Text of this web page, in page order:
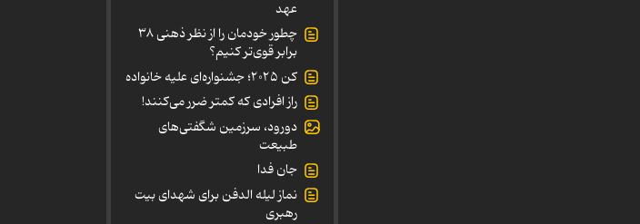
عهد
چطور خودمان را از نظر ذهنی ۳۸
برابر قوی‌تر کنیم؟
کن ۲۰۲۵؛ جشنواره‌ای علیه خانواده
راز افرادی که کمتر ضرر می‌کنند!
دورود، سرزمین شگفتی‌های
طبیعت
جان فدا
نماز لیله الدفن برای شهدای بیت
رهبری